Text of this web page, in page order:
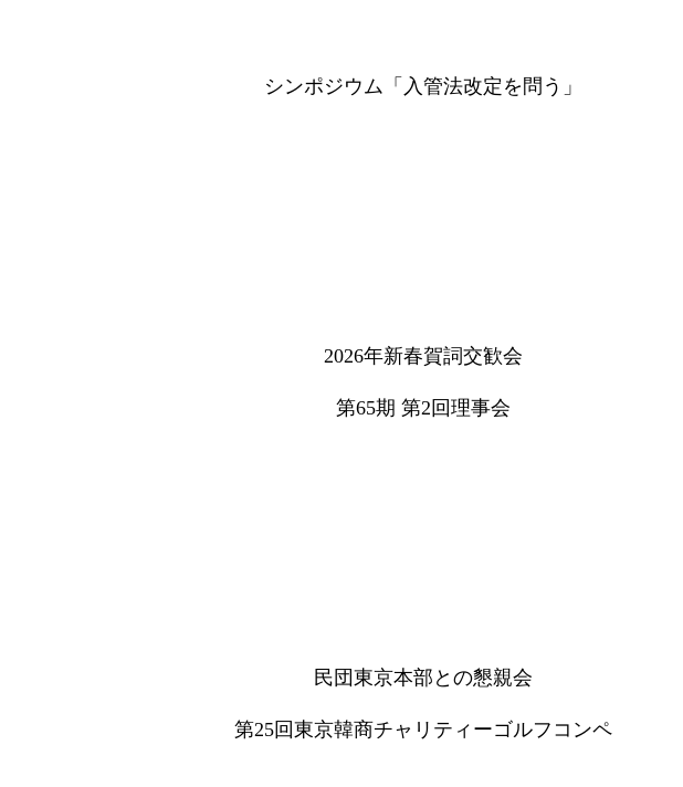
シンポジウム「入管法改定を問う」
2026年新春賀詞交歓会
第65期 第2回理事会
民団東京本部との懇親会
第25回東京韓商チャリティーゴルフコンペ